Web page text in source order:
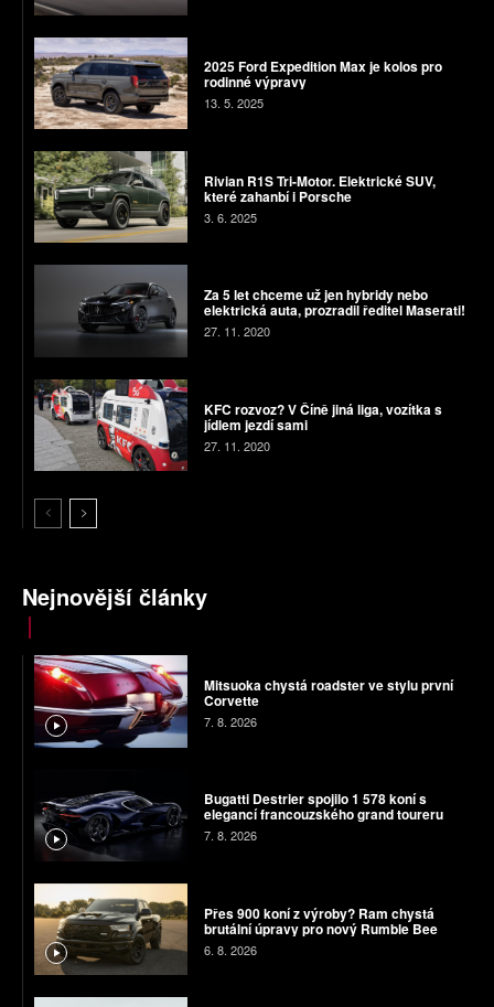
2025 Ford Expedition Max je kolos pro
rodinné výpravy
13. 5. 2025
Rivian R1S Tri-Motor. Elektrické SUV,
které zahanbí i Porsche
3. 6. 2025
Za 5 let chceme už jen hybridy nebo
elektrická auta, prozradil ředitel Maserati!
27. 11. 2020
KFC rozvoz? V Číně jiná liga, vozítka s
jídlem jezdí sami
27. 11. 2020
Nejnovější články
Mitsuoka chystá roadster ve stylu první
Corvette
7. 8. 2026
Bugatti Destrier spojilo 1 578 koní s
elegancí francouzského grand toureru
7. 8. 2026
Přes 900 koní z výroby? Ram chystá
brutální úpravy pro nový Rumble Bee
6. 8. 2026